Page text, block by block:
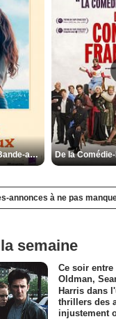
Les Matins merveilleux Bande-annonce VF
annonces à ne pas
semaine
Ce soir
Oldman,
Harris dans
thrillers des
injustement